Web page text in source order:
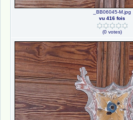
_BB06045-M.jpg
vu 416 fois
(0 votes)